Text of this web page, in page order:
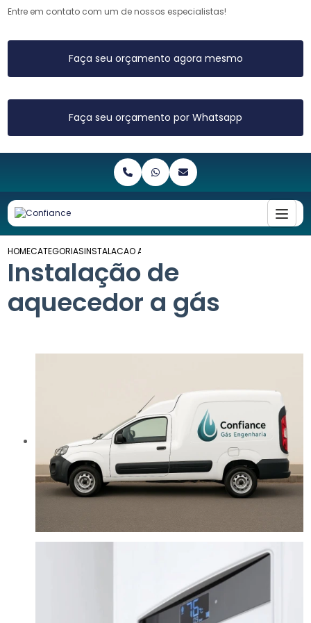
Entre em contato com um de nossos especialistas!
Faça seu orçamento agora mesmo
Faça seu orçamento por Whatsapp
HOMECATEGORIASINSTALACAO AQUECEDOR GAS
Instalação de
aquecedor a gás